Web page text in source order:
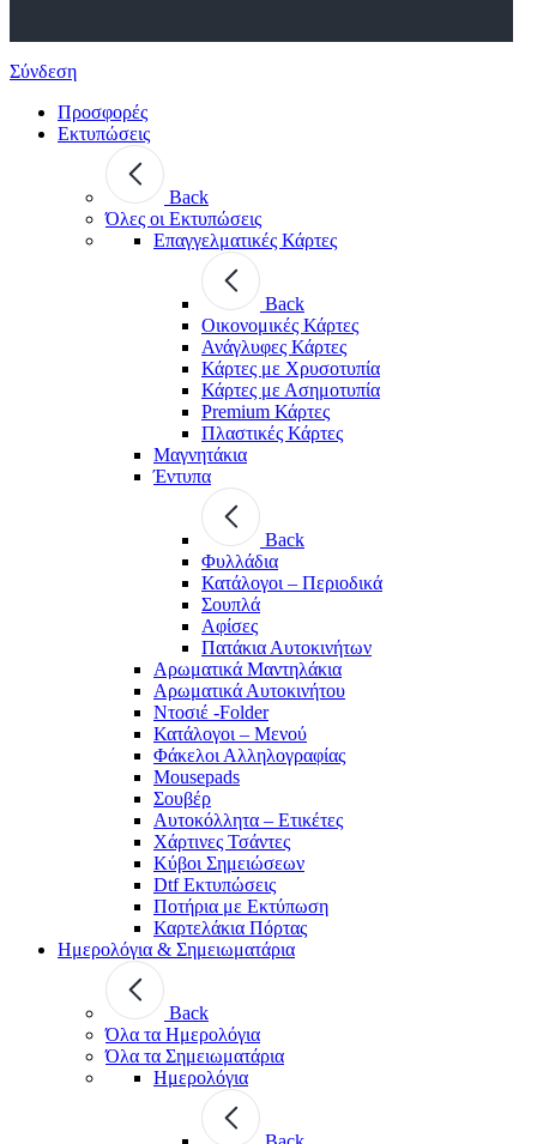
Σύνδεση
Προσφορές
Εκτυπώσεις
Back
Όλες οι Εκτυπώσεις
Επαγγελματικές Κάρτες
Back
Οικονομικές Κάρτες
Ανάγλυφες Κάρτες
Κάρτες με Χρυσοτυπία
Κάρτες με Ασημοτυπία
Premium Κάρτες
Πλαστικές Κάρτες
Μαγνητάκια
Έντυπα
Back
Φυλλάδια
Κατάλογοι – Περιοδικά
Σουπλά
Αφίσες
Πατάκια Αυτοκινήτων
Αρωματικά Μαντηλάκια
Αρωματικά Αυτοκινήτου
Ντοσιέ -Folder
Κατάλογοι – Μενού
Φάκελοι Αλληλογραφίας
Mousepads
Σουβέρ
Αυτοκόλλητα – Ετικέτες
Χάρτινες Τσάντες
Κύβοι Σημειώσεων
Dtf Εκτυπώσεις
Ποτήρια με Εκτύπωση
Καρτελάκια Πόρτας
Ημερολόγια & Σημειωματάρια
Back
Όλα τα Ημερολόγια
Όλα τα Σημειωματάρια
Ημερολόγια